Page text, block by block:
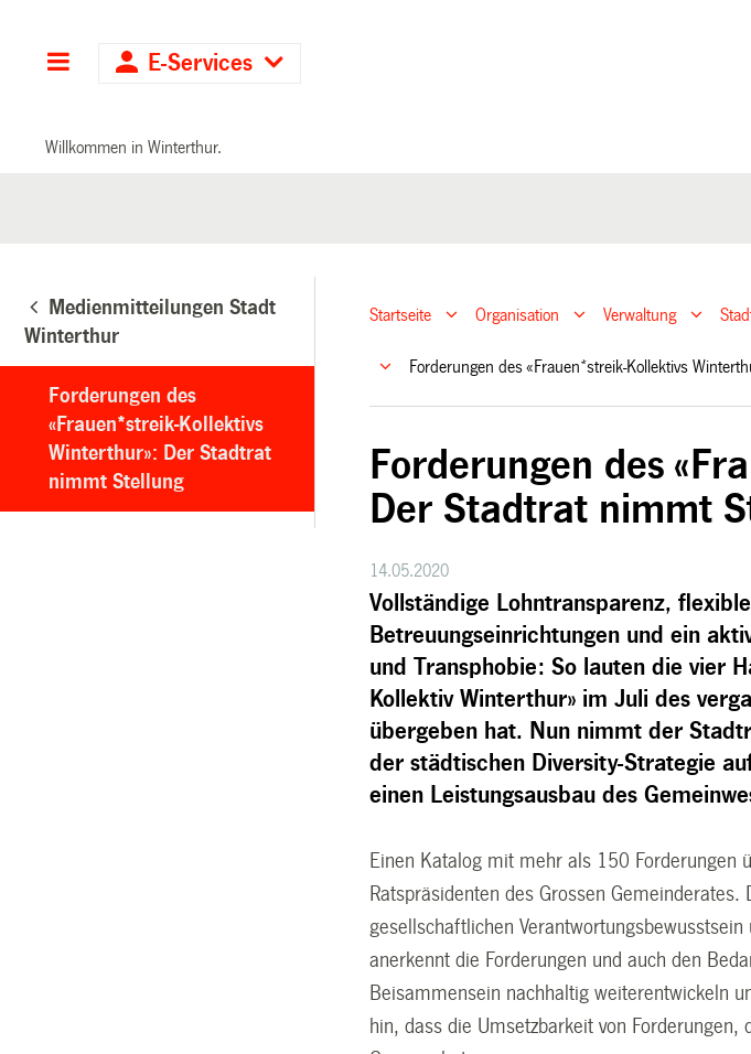
Hauptnavigation
E-Services
Willkommen in Winterthur.
Medienmitteilungen Stadt
Winterthur
Forderungen des
«Frauen*streik-Kollektivs
Winterthur»: Der Stadtrat
nimmt Stellung
Startseite Organisation Verwaltung
Forderungen des «Frauen*streik-Kollektivs
Forderungen des
Der Stadtrat nimmt
14.05.2020
Vollständige Lohntransparenz,
Betreuungseinrichtungen und ein
und Transphobie: So lauten die vier
Kollektiv Winterthur» im Juli des
übergeben hat. Nun nimmt der
der städtischen Diversity-Strategie
einen Leistungsausbau des
Einen Katalog mit mehr als 150 Forderungen
Ratspräsidenten des Grossen
gesellschaftlichen
anerkennt die Forderungen und auch den
Beisammensein nachhaltig weiterentwickeln
hin, dass die Umsetzbarkeit von